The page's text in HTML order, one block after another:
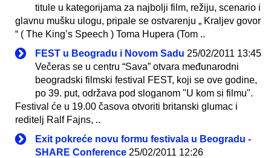
titule u kategorijama za najbolji film, režiju, scenario i
glavnu mušku ulogu, pripale se ostvarenju „ Kraljev govor
“ ( The King’s Speech ) Toma Hupera (Tom ..
FEST u Beogradu i Novom Sadu 25/02/2011 13:45
Večeras se u centru “Sava” otvara međunarodni
beogradski filmski festival FEST, koji se ove godine,
po 39. put, održava pod sloganom "U kom si filmu".
Festival će u 19.00 časova otvoriti britanski glumac i
reditelj Ralf Fajns, ..
Exit pokreće novu formu festivala u Beogradu -
SHARE Conference 25/02/2011 12:26